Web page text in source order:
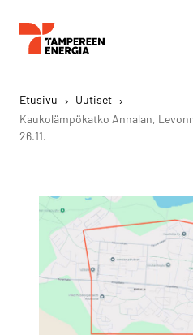
Etusivu › Uutiset ›
Kaukolämpökatko Annalan,
26.11.